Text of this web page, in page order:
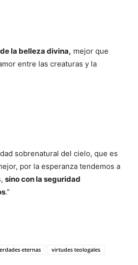
la belleza divina, mejor que
entre las creaturas y la
sobrenatural del cielo, que es
por la esperanza tendemos a
sino con la seguridad
.”
eternas virtudes teologales